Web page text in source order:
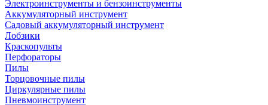
Электроинструменты и бензоинструменты
Аккумуляторный инструмент
Садовый аккумуляторный инструмент
Лобзики
Краскопульты
Перфораторы
Пилы
Торцовочные пилы
Циркулярные пилы
Пневмоинструмент